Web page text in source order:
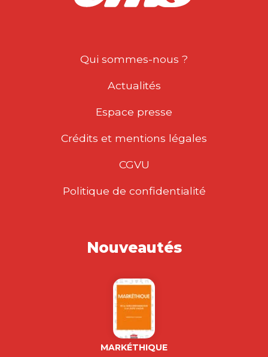
Qui sommes-nous ?
Actualités
Espace presse
Crédits et mentions légales
CGVU
Politique de confidentialité
Nouveautés
MARKÉTHIQUE